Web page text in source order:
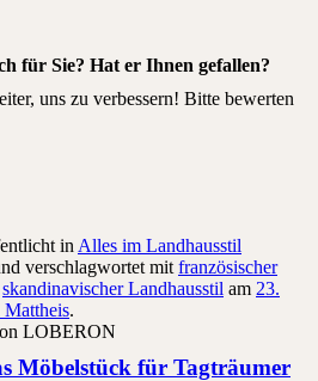
für Sie? Hat er Ihnen gefallen?
uns zu verbessern! Bitte bewerten
in Alles im Landhausstil
verschlagwortet mit französischer
skandinavischer Landhausstil am 23.
.
Möbelstück für Tagträumer